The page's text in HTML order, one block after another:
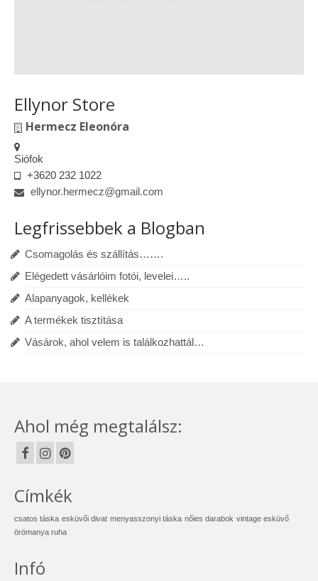
Ellynor Store
Hermecz Eleonóra
Siófok
+3620 232 1022
ellynor.hermecz@gmail.com
Legfrissebbek a Blogban
Csomagolás és szállítás…….
Elégedett vásárlóim fotói, levelei…..
Alapanyagok, kellékek
A termékek tisztítása
Vásárok, ahol velem is találkozhattál…
Ahol még megtalálsz:
Címkék
csatos táska esküvői divat menyasszonyi táska nőies darabok vintage esküvő
örömanya ruha
Infó